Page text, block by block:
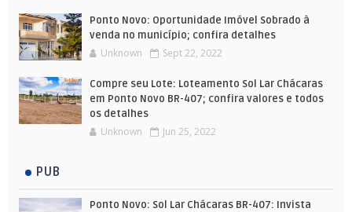
Ponto Novo: Oportunidade Imóvel Sobrado à
venda no município; confira detalhes
Unknown Sept 22, 2022
Compre seu Lote: Loteamento Sol Lar Chácaras
em Ponto Novo BR-407; confira valores e todos
os detalhes
Unknown Jun 25, 2022
PUB
Ponto Novo: Sol Lar Chácaras BR-407: Invista